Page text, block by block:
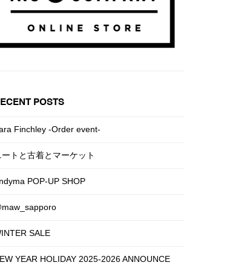
POSTS
Finchley -Order event-
ートと古着とマーケット
POP-UP SHOP
SALE
YEAR HOLIDAY 2025-2026 ANNOUNCE